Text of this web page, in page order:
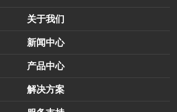
关于我们
新闻中心
产品中心
解决方案